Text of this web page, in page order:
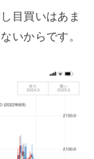
目買いはあま
いからです。